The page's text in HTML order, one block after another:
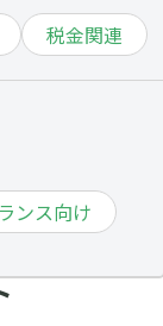
税金関連
ンス向け